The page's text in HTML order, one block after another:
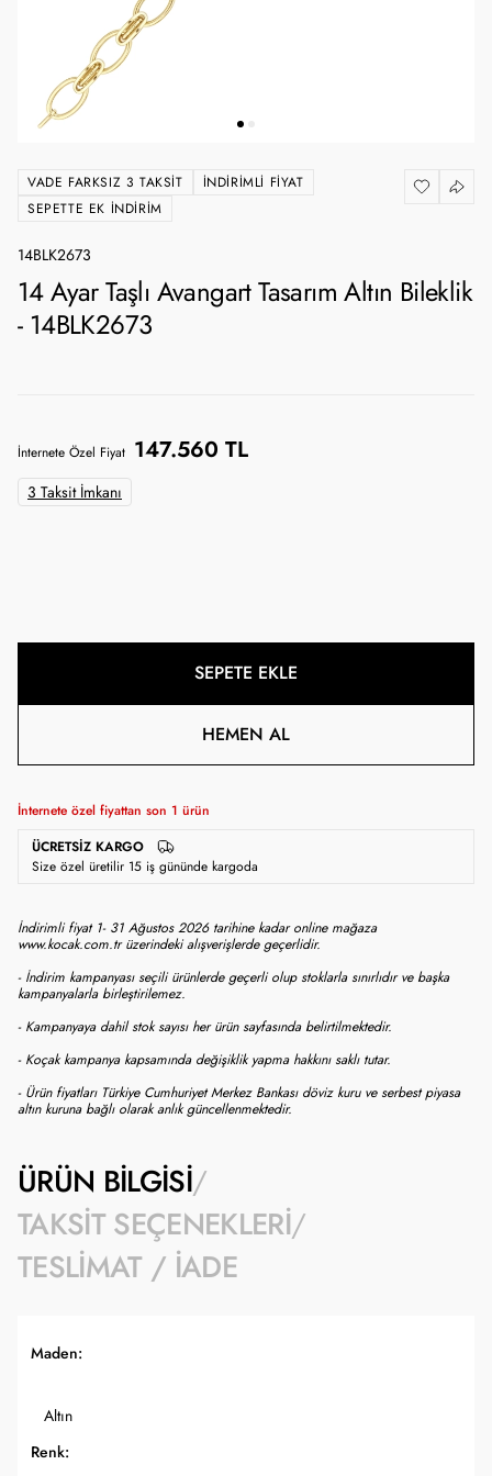
VADE FARKSIZ 3 TAKSIT
İNDIRIMLI FIYAT
SEPETTE EK İNDIRIM
14BLK2673
14 Ayar Taşlı Avangart Tasarım Altın Bileklik
- 14BLK2673
İnternete Özel Fiyat 147.560 TL
3 Taksit İmkanı
SEPETE EKLE
HEMEN AL
İnternete özel fiyattan son 1 ürün
ÜCRETSIZ KARGO
Size özel üretilir 15 iş gününde kargoda
İndirimli fiyat 1- 31 Ağustos 2026 tarihine kadar online mağaza
www.kocak.com.tr üzerindeki alışverişlerde geçerlidir.
- İndirim kampanyası seçili ürünlerde geçerli olup stoklarla sınırlıdır ve başka
kampanyalarla birleştirilemez.
- Kampanyaya dahil stok sayısı her ürün sayfasında belirtilmektedir.
- Koçak kampanya kapsamında değişiklik yapma hakkını saklı tutar.
- Ürün fiyatları Türkiye Cumhuriyet Merkez Bankası döviz kuru ve serbest piyasa
altın kuruna bağlı olarak anlık güncellenmektedir.
ÜRÜN BILGISI
TAKSIT SEÇENEKLERI
TESLIMAT / İADE
Maden:
Altın
Renk: